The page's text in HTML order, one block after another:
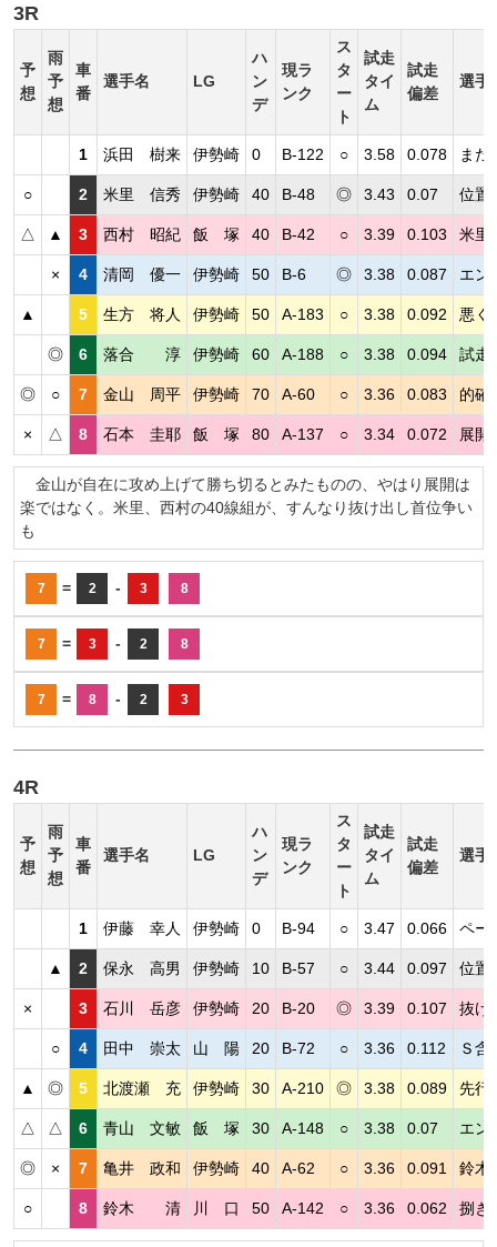
3R
予
想
雨
予
想
車
番
選手名 LG
ハ
ン
デ
現ラ
ンク
ス
タ
ー
ト
試走
タイ
ム
試走
偏差
選手
1 浜田 樹来 伊勢崎 0 B-122 ○ 3.58 0.078 まだ
○ 2 米里 信秀 伊勢崎 40 B-48 ◎ 3.43 0.07 位置
△ ▲ 3 西村 昭紀 飯 塚 40 B-42 ○ 3.39 0.103 米里
× 4 清岡 優一 伊勢崎 50 B-6 ◎ 3.38 0.087 エン
▲ 5 生方 将人 伊勢崎 50 A-183 ○ 3.38 0.092 悪く
◎ 6 落合 淳 伊勢崎 60 A-188 ○ 3.38 0.094 試走
◎ ○ 7 金山 周平 伊勢崎 70 A-60 ○ 3.36 0.083 的確
× △ 8 石本 圭耶 飯 塚 80 A-137 ○ 3.34 0.072 展開
金山が自在に攻め上げて勝ち切るとみたものの、やはり展開は
楽ではなく。米里、西村の40線組が、すんなり抜け出し首位争い
も
7 = 2 - 3 8
7 = 3 - 2 8
7 = 8 - 2 3
4R
予
想
雨
予
想
車
番
選手名 LG
ハ
ン
デ
現ラ
ンク
ス
タ
ー
ト
試走
タイ
ム
試走
偏差
選手
1 伊藤 幸人 伊勢崎 0 B-94 ○ 3.47 0.066 ペー
▲ 2 保永 高男 伊勢崎 10 B-57 ○ 3.44 0.097 位置
× 3 石川 岳彦 伊勢崎 20 B-20 ◎ 3.39 0.107 抜け
○ 4 田中 崇太 山 陽 20 B-72 ○ 3.36 0.112 Ｓ含
▲ ◎ 5 北渡瀬 充 伊勢崎 30 A-210 ◎ 3.38 0.089 先行
△ △ 6 青山 文敏 飯 塚 30 A-148 ○ 3.38 0.07 エン
◎ × 7 亀井 政和 伊勢崎 40 A-62 ○ 3.36 0.091 鈴木
○ 8 鈴木 清 川 口 50 A-142 ○ 3.36 0.062 捌き